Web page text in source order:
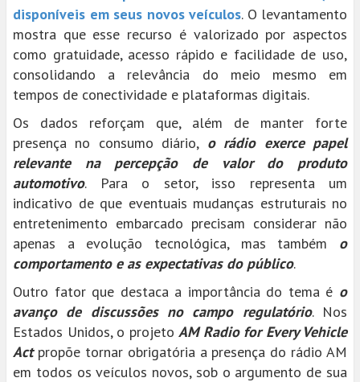
disponíveis em seus novos veículos. O levantamento
mostra que esse recurso é valorizado por aspectos
como gratuidade, acesso rápido e facilidade de uso,
consolidando a relevância do meio mesmo em
tempos de conectividade e plataformas digitais.
Os dados reforçam que, além de manter forte
presença no consumo diário, o rádio exerce papel
relevante na percepção de valor do produto
automotivo. Para o setor, isso representa um
indicativo de que eventuais mudanças estruturais no
entretenimento embarcado precisam considerar não
apenas a evolução tecnológica, mas também o
comportamento e as expectativas do público.
Outro fator que destaca a importância do tema é o
avanço de discussões no campo regulatório. Nos
Estados Unidos, o projeto AM Radio for Every Vehicle
Actpropõe tornar obrigatória a presença do rádio AM
em todos os veículos novos, sob o argumento de sua